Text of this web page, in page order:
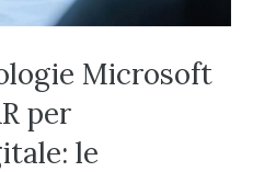
Microsoft
per
le